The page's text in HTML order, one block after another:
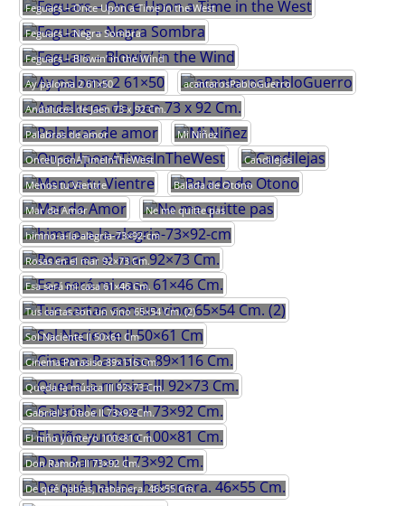
Feguars – Once Upon a Time in the West
Feguars – Negra Sombra
Feguars – Blowin’ in the Wind
Ay paloma 2 61×50
acantarosPabloGuerro
Andaluces de Jaen 73 x 92 Cm.
Palabras de amor
Mi Niñez
OnceUponATimeInTheWest
Candilejas
Menos tu Vientre
Balada de Otono
Mar de Amor
Ne me quitte pas
himno-a-la-alegria-73×92-cm
Rosas en el mar 92×73 Cm.
Esa será mi casa 61×46 Cm.
Tus cartas son un vino 65×54 Cm. (2)
Sol Naciente II 50×61 Cm
Cinema Parasiso 89×116 Cm.
Queda la música lll 92×73 Cm.
Gabriel`s Oboe II 73×92 Cm.
El niño yuntero 100×81 Cm.
Don Ramon II 73×92 Cm.
De qué hablas, habanera. 46×55 Cm.